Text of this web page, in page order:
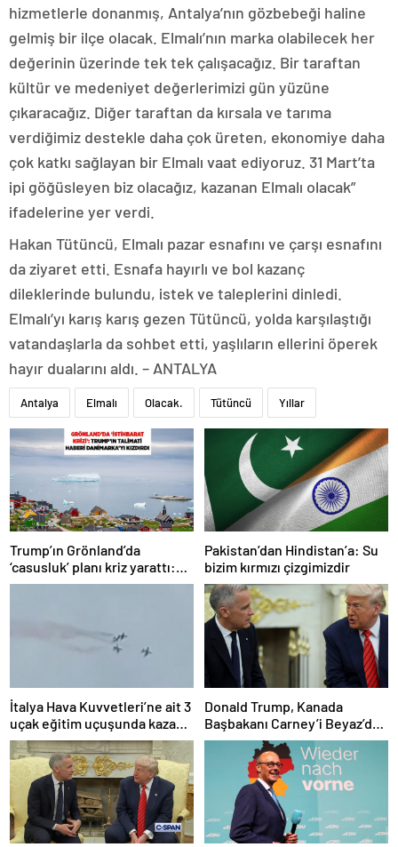
hizmetlerle donanmış, Antalya’nın gözbebeği haline
gelmiş bir ilçe olacak. Elmalı’nın marka olabilecek her
değerinin üzerinde tek tek çalışacağız. Bir taraftan
kültür ve medeniyet değerlerimizi gün yüzüne
çıkaracağız. Diğer taraftan da kırsala ve tarıma
verdiğimiz destekle daha çok üreten, ekonomiye daha
çok katkı sağlayan bir Elmalı vaat ediyoruz. 31 Mart’ta
ipi göğüsleyen biz olacağız, kazanan Elmalı olacak”
ifadelerine yer verdi.
Hakan Tütüncü, Elmalı pazar esnafını ve çarşı esnafını
da ziyaret etti. Esnafa hayırlı ve bol kazanç
dileklerinde bulundu, istek ve taleplerini dinledi.
Elmalı’yı karış karış gezen Tütüncü, yolda karşılaştığı
vatandaşlarla da sohbet etti, yaşlıların ellerini öperek
hayır dualarını aldı. – ANTALYA
Antalya Elmalı Olacak. Tütüncü Yıllar
Trump’ın Grönland’da
‘casusluk’ planı kriz yarattı:
Danimarka ABD elçisini
Pakistan’dan Hindistan’a: Su
bizim kırmızı çizgimizdir
İtalya Hava Kuvvetleri’ne ait 3
uçak eğitim uçuşunda kaza
yaptı
Donald Trump, Kanada
Başbakanı Carney’i Beyaz’da
ağırladı